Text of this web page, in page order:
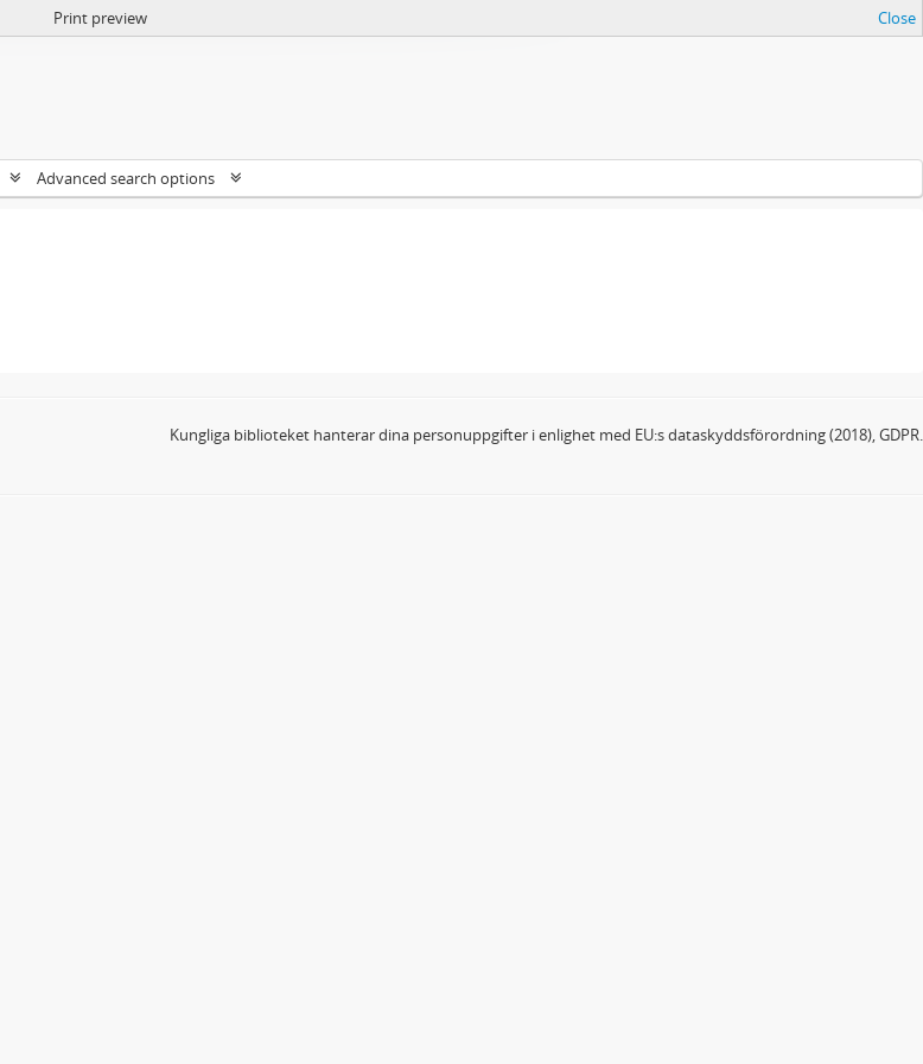
Print preview Close
Advanced search options
Kungliga biblioteket hanterar dina personuppgifter i enlighet med EU:s dataskyddsförordning (2018), GDPR.